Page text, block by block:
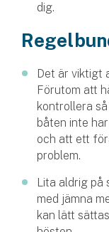
dig.
Det är viktigt
Förutom att
kontrollera
båten inte
och att ett
problem.
Lita aldrig på
med jämna
kan lätt